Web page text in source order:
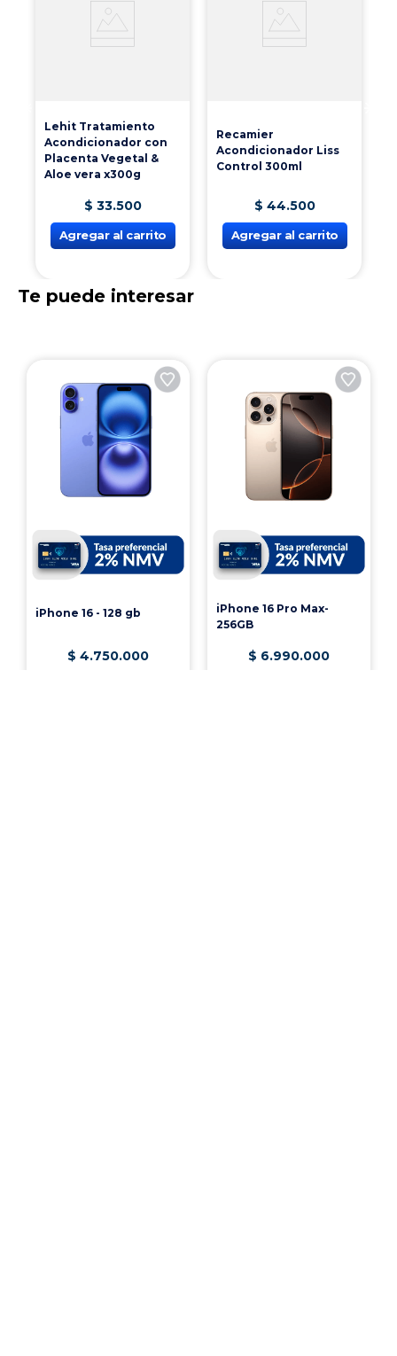
Lehit Tratamiento
Acondicionador con
Placenta Vegetal &
Aloe vera x300g
$ 33.500
Agregar al carrito
Recamier
Acondicionador Liss
Control 300ml
$ 44.500
Agregar al carrito
Te puede interesar
iPhone 16 - 128 gb
$ 4.750.000
iPhone 16 Pro Max-
256GB
$ 6.990.000